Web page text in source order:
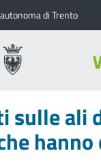
di Trento
sulle ali